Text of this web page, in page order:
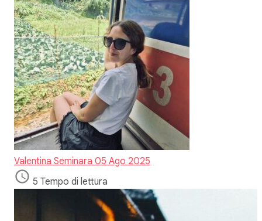
Valentina Seminara 05 Ago 2025
5 Tempo di lettura